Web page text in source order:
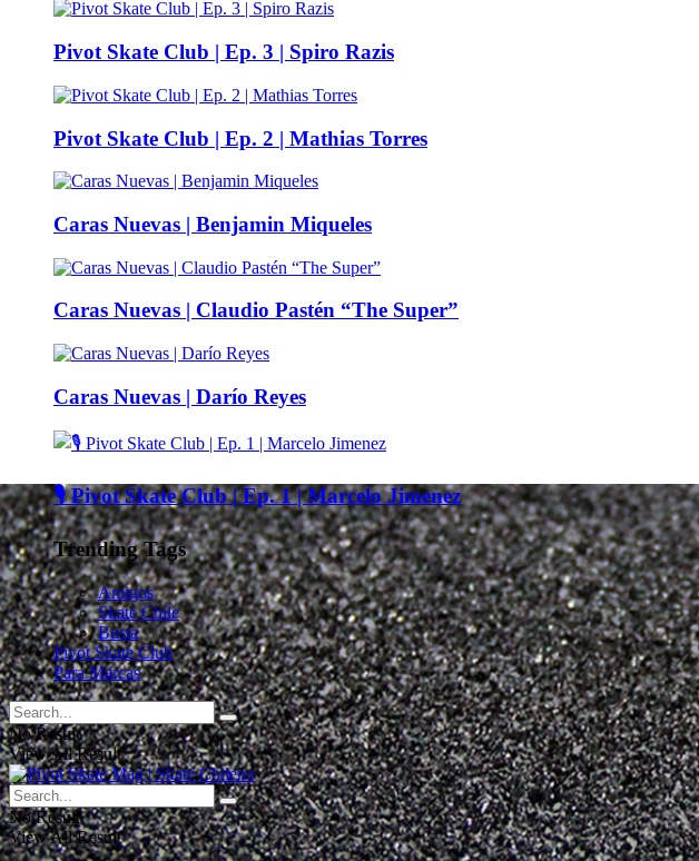
Pivot Skate Club | Ep. 3 | Spiro Razis
Pivot Skate Club | Ep. 2 | Mathias Torres
Caras Nuevas | Benjamin Miqueles
Caras Nuevas | Claudio Pastén “The Super”
Caras Nuevas | Darío Reyes
🎙️ Pivot Skate Club | Ep. 1 | Marcelo Jimenez
Trending Tags
Amigos
Skate Chile
Busta
Pivot Skate Club
Para Marcas
No Result
View All Result
No Result
View All Result